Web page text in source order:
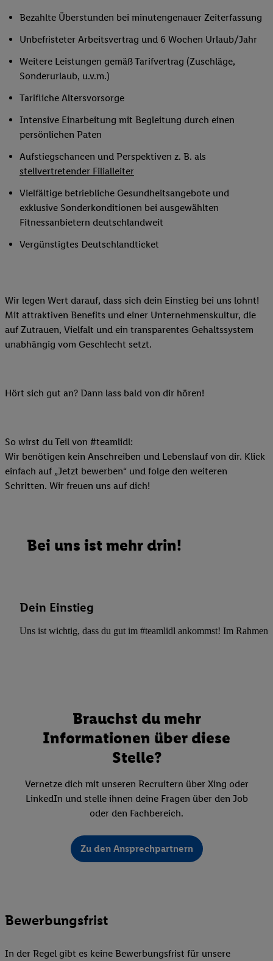
Bezahlte Überstunden bei minutengenauer Zeiterfassung
Unbefristeter Arbeitsvertrag und 6 Wochen Urlaub/Jahr
Weitere Leistungen gemäß Tarifvertrag (Zuschläge,
Sonderurlaub, u.v.m.)
Tarifliche Altersvorsorge
Intensive Einarbeitung mit Begleitung durch einen
persönlichen Paten
Aufstiegschancen und Perspektiven z. B. als
stellvertretender Filialleiter
Vielfältige betriebliche Gesundheitsangebote und
exklusive Sonderkonditionen bei ausgewählten
Fitnessanbietern deutschlandweit
Vergünstigtes Deutschlandticket
Wir legen Wert darauf, dass sich dein Einstieg bei uns lohnt!
Mit attraktiven Benefits und einer Unternehmenskultur, die
auf Zutrauen, Vielfalt und ein transparentes Gehaltssystem
unabhängig vom Geschlecht setzt.
Hört sich gut an? Dann lass bald von dir hören!
So wirst du Teil von #teamlidl:
Wir benötigen kein Anschreiben und Lebenslauf von dir. Klick
einfach auf „Jetzt bewerben“ und folge den weiteren
Schritten. Wir freuen uns auf dich!
Bei uns ist mehr drin!
Dein Einstieg
Uns ist wichtig, dass du gut im #teamlidl ankommst! Im Rahmen
Brauchst du mehr
Informationen über diese
Stelle?
Vernetze dich mit unseren Recruitern über Xing oder
LinkedIn und stelle ihnen deine Fragen über den Job
oder den Fachbereich.
Zu den Ansprechpartnern
Bewerbungsfrist
In der Regel gibt es keine Bewerbungsfrist für unsere